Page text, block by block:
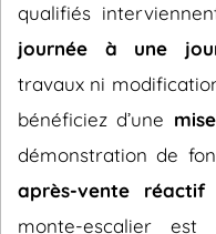
qualifiés
journée à une
travaux ni
bénéficiez d’une
démonstration de
après-vente réactif
monte-escalier